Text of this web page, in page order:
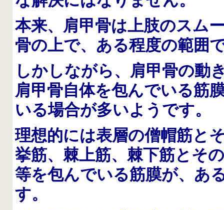
本来、肩甲骨は上肢のスム
骨の上で、ある程度の範囲
しかしながら、肩甲骨の動
肩甲骨自体を包んでいる筋
いる場合が多いようです。
理想的には表層の僧帽筋と
挙筋、棘上筋、棘下筋とそ
等を包んでいる筋膜が、あ
す。